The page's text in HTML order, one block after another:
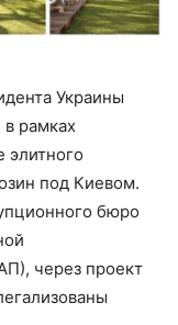
Украины
рамках
элитного
под Киевом.
бюро
через проект